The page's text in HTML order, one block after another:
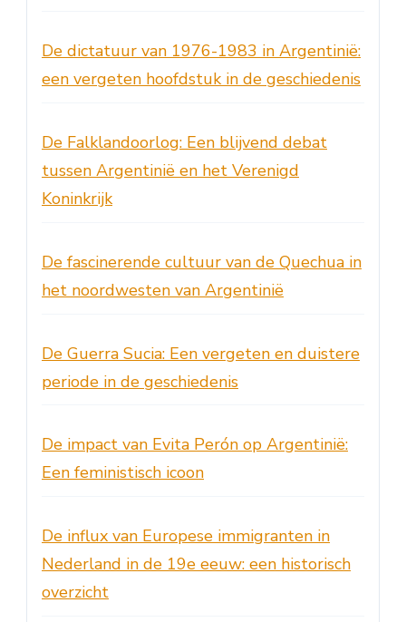
De dictatuur van 1976-1983 in Argentinië:
een vergeten hoofdstuk in de geschiedenis
De Falklandoorlog: Een blijvend debat
tussen Argentinië en het Verenigd
Koninkrijk
De fascinerende cultuur van de Quechua in
het noordwesten van Argentinië
De Guerra Sucia: Een vergeten en duistere
periode in de geschiedenis
De impact van Evita Perón op Argentinië:
Een feministisch icoon
De influx van Europese immigranten in
Nederland in de 19e eeuw: een historisch
overzicht